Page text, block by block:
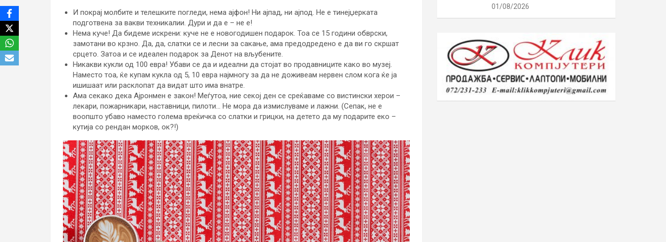
И покрај молбите и телешките погледи, нема ајфон! Ни ајпад, ни ајпод. Не е тинејџерката
подготвена за вакви техникалии. Дури и да е – не е!
Нема куче! Да бидеме искрени: куче не е новогодишен подарок. Тоа се 15 години обврски,
замотани во крзно. Да, да, слатки се и лесни за сакање, ама предодредено е да ви го скршат
срцето. Затоа и се идеален подарок за Денот на вљубените.
Никакви кукли од 100 евра! Убави се да и идеални да стојат во продавниците како во музеј.
Наместо тоа, ќе купам кукла од 5, 10 евра најмногу за да не доживеам нервен слом кога ќе ја
ишишаат или расклопат да видат што има внатре.
Ама секако дека Ајронмен е закон! Меѓутоа, ние секој ден се среќаваме со вистински херои –
лекари, пожарникари, наставници, пилоти… Не мора да измислуваме и лажни. (Сепак, не е
воопшто убаво наместо голема вреќичка со слатки и грицки, на детето да му подарите еко –
кутија со рендан морков, ок?!)
01/08/2026